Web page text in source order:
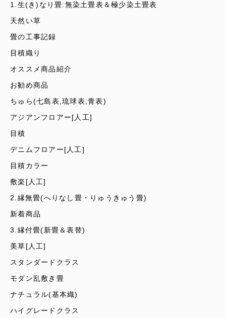
1.生(き)なり畳:無染土畳表＆極少染土畳表
天然い草
畳の工事記録
目積織り
オススメ商品紹介
お勧め商品
ちゅら(七島表,琉球表,青表)
アジアンフロアー[人工]
目積
デニムフロアー[人工]
目積カラー
敷楽[人工]
2.縁無畳(へりなし畳・りゅうきゅう畳)
新着商品
3.縁付畳(新畳＆表替)
美草[人工]
スタンダードクラス
モダン乱敷き畳
ナチュラル(基本織)
ハイグレードクラス